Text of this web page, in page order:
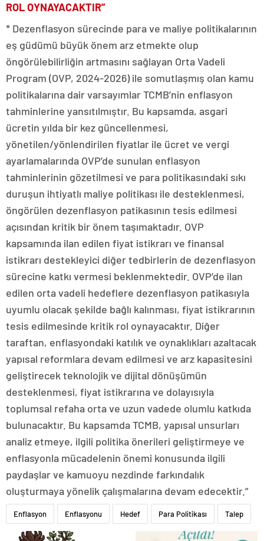
ROL OYNAYACAKTIR”
* Dezenflasyon sürecinde para ve maliye politikalarının
eş güdümü büyük önem arz etmekte olup
öngörülebilirliğin artmasını sağlayan Orta Vadeli
Program (OVP, 2024-2026) ile somutlaşmış olan kamu
politikalarına dair varsayımlar TCMB’nin enflasyon
tahminlerine yansıtılmıştır. Bu kapsamda, asgari
ücretin yılda bir kez güncellenmesi,
yönetilen/yönlendirilen fiyatlar ile ücret ve vergi
ayarlamalarında OVP’de sunulan enflasyon
tahminlerinin gözetilmesi ve para politikasındaki sıkı
duruşun ihtiyatlı maliye politikası ile desteklenmesi,
öngörülen dezenflasyon patikasının tesis edilmesi
açısından kritik bir önem taşımaktadır. OVP
kapsamında ilan edilen fiyat istikrarı ve finansal
istikrarı destekleyici diğer tedbirlerin de dezenflasyon
sürecine katkı vermesi beklenmektedir. OVP’de ilan
edilen orta vadeli hedeflere dezenflasyon patikasıyla
uyumlu olacak şekilde bağlı kalınması, fiyat istikrarının
tesis edilmesinde kritik rol oynayacaktır. Diğer
taraftan, enflasyondaki katılık ve oynaklıkları azaltacak
yapısal reformlara devam edilmesi ve arz kapasitesini
geliştirecek teknolojik ve dijital dönüşümün
desteklenmesi, fiyat istikrarına ve dolayısıyla
toplumsal refaha orta ve uzun vadede olumlu katkıda
bulunacaktır. Bu kapsamda TCMB, yapısal unsurları
analiz etmeye, ilgili politika önerileri geliştirmeye ve
enflasyonla mücadelenin önemi konusunda ilgili
paydaşlar ve kamuoyu nezdinde farkındalık
oluşturmaya yönelik çalışmalarına devam edecektir.”
Enflasyon Enflasyonu Hedef Para Politikası Talep